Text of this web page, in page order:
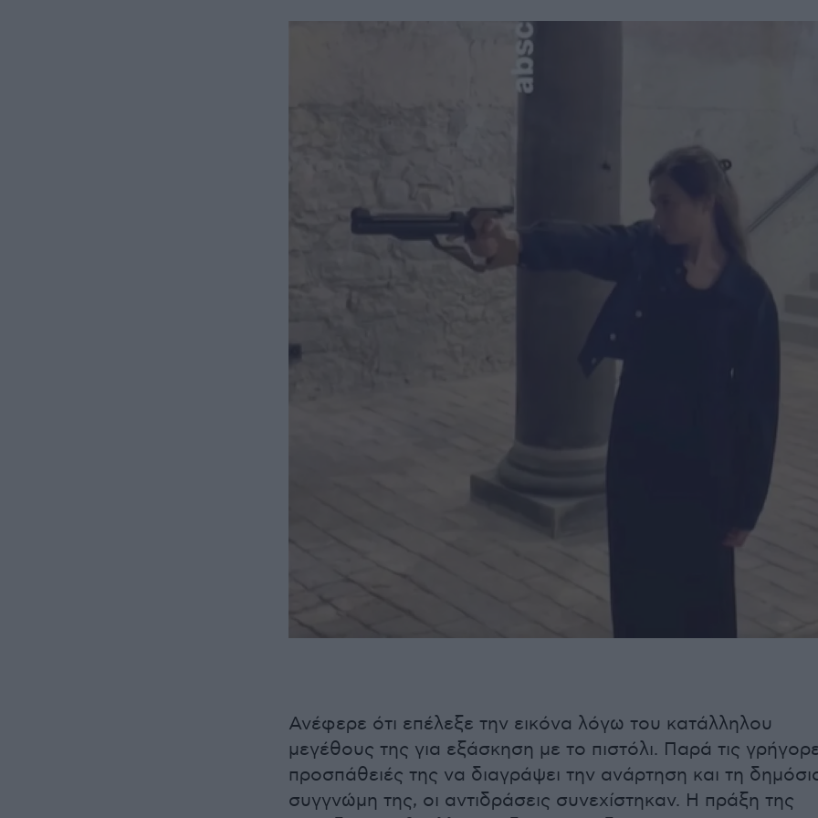
Ανέφερε ότι επέλεξε την εικόνα λόγω του κατάλληλου
μεγέθους της για εξάσκηση με το πιστόλι. Παρά τις
προσπάθειές της να διαγράψει την ανάρτηση και τη
συγγνώμη της, οι αντιδράσεις συνεχίστηκαν. Η πράξη της